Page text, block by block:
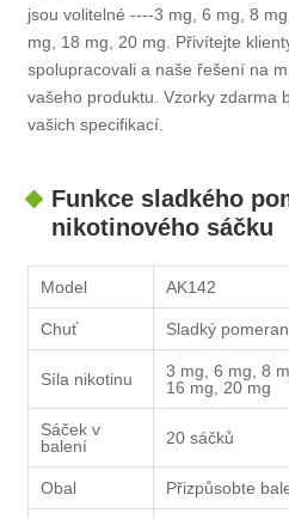
jsou volitelné ----3 mg, 6 mg, 8
mg, 18 mg, 20 mg. Přivítejte
spolupracovali a naše řešení na
vašeho produktu. Vzorky zdarma
vašich specifikací.
Funkce sladkého
nikotinového sáčku
Model AK142
Chuť Sladký
Síla nikotinu
3 mg, 6 mg, 8
16 mg, 20 mg
Sáček v
balení
20 sáčků
Obal Přizpůsobte